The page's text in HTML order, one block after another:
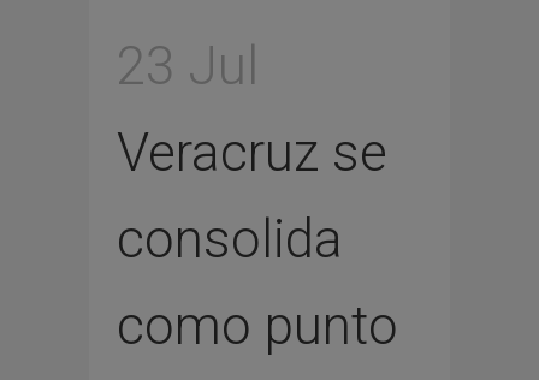
23 Jul
Veracruz se
consolida
como punto